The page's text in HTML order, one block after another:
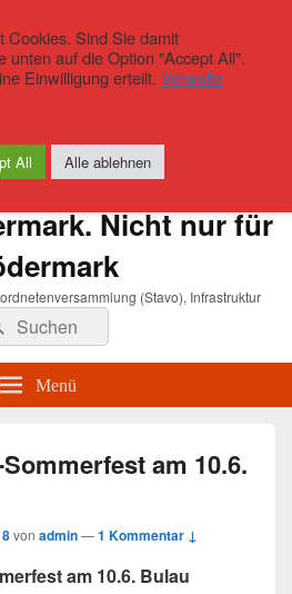
Nicht nur für
(Stavo), Infrastruktur
Suchen
Menü
am 10.6.
von admin—1 Kommentar ↓
am 10.6. Bulau
Cookies. Sind Sie damit
unten auf die Option "Accept All".
Einwilligung erteilt. Verwalte
All Alle ablehnen